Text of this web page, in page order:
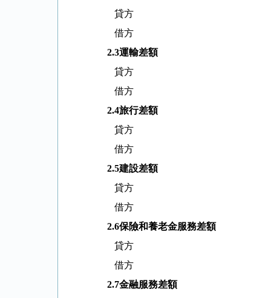
貸方
借方
2.3運輸差額
貸方
借方
2.4旅行差額
貸方
借方
2.5建設差額
貸方
借方
2.6保險和養老金服務差額
貸方
借方
2.7金融服務差額